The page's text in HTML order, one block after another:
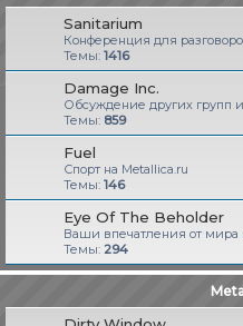
Sanitarium
Конференция для
Темы: 1416
Damage Inc.
Обсуждение других групп
Темы: 859
Fuel
Спорт на Metallica.ru
Темы: 146
Eye Of The Beholder
Ваши впечатления от мира
Темы: 294